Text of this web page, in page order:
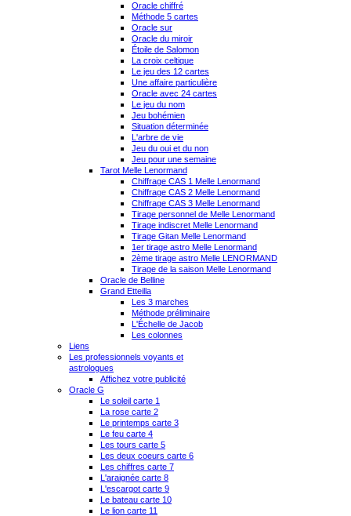
Oracle chiffré
Méthode 5 cartes
Oracle sur
Oracle du miroir
Étoile de Salomon
La croix celtique
Le jeu des 12 cartes
Une affaire particulière
Oracle avec 24 cartes
Le jeu du nom
Jeu bohémien
Situation déterminée
L'arbre de vie
Jeu du oui et du non
Jeu pour une semaine
Tarot Melle Lenormand
Chiffrage CAS 1 Melle Lenormand
Chiffrage CAS 2 Melle Lenormand
Chiffrage CAS 3 Melle Lenormand
Tirage personnel de Melle Lenormand
Tirage indiscret Melle Lenormand
Tirage Gitan Melle Lenormand
1er tirage astro Melle Lenormand
2ème tirage astro Melle LENORMAND
Tirage de la saison Melle Lenormand
Oracle de Belline
Grand Etteilla
Les 3 marches
Méthode préliminaire
L'Échelle de Jacob
Les colonnes
Liens
Les professionnels voyants et
astrologues
Affichez votre publicité
Oracle G
Le soleil carte 1
La rose carte 2
Le printemps carte 3
Le feu carte 4
Les tours carte 5
Les deux coeurs carte 6
Les chiffres carte 7
L'araignée carte 8
L'escargot carte 9
Le bateau carte 10
Le lion carte 11